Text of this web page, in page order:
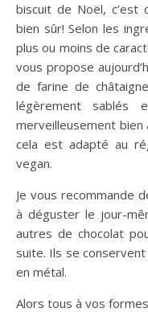
biscuit de Noël, c’est
bien sûr! Selon les
plus ou moins de
vous propose
de farine de
légèrement sablés
merveilleusement bien
cela est adapté au
vegan.
Je vous recommande
à déguster le jour-
autres de chocolat
suite. Ils se
en métal.
Alors tous à vos